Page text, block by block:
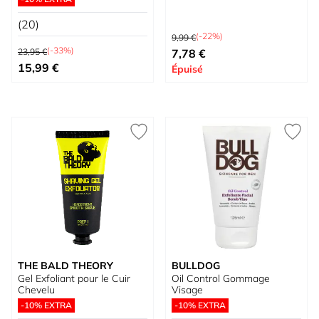
(20)
Prix normal
23,95 €(-33%)
Prix spécial
15,99 €
Prix normal
9,99 €(-22%)
Prix spécial
7,78 €
Épuisé
THE BALD THEORY
Gel Exfoliant pour le Cuir
Chevelu
-10% EXTRA
BULLDOG
Oil Control Gommage
Visage
-10% EXTRA